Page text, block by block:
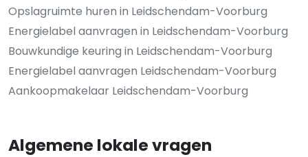
Opslagruimte huren in Leidschendam-Voorburg
Energielabel aanvragen in Leidschendam-Voorburg
Bouwkundige keuring in Leidschendam-Voorburg
Energielabel aanvragen Leidschendam-Voorburg
Aankoopmakelaar Leidschendam-Voorburg
Algemene lokale vragen